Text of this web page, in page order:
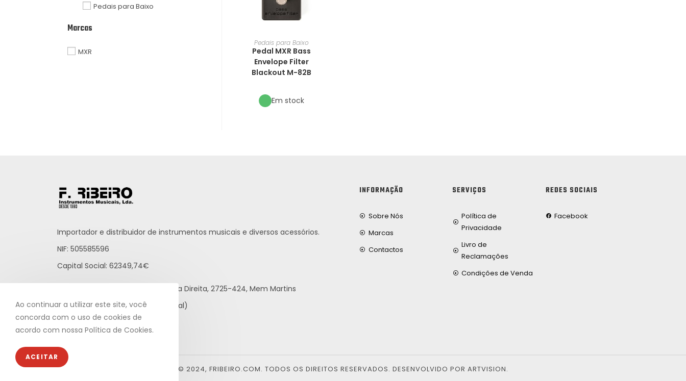
Pedais para Baixo
Pedal MXR Bass
Envelope Filter
Blackout M-82B
Em stock
Pedais para Baixo
Marcas
MXR
Importador e distribuidor de instrumentos musicais e diversos acessórios.
NIF: 505585596
Capital Social: 62349,74€
Praceta Raúl Brandão, 12 - Loja Direita, 2725-424, Mem Martins
21 812 65 43 (rede fixa nacional)
info@fribeiro.com
INFORMAÇÃO
Sobre Nós
Marcas
Contactos
SERVIÇOS
Política de
Privacidade
Livro de
Reclamações
Condições de Venda
REDES SOCIAIS
Facebook
© 2024, FRIBEIRO.COM. TODOS OS DIREITOS RESERVADOS. DESENVOLVIDO POR ARTVISION.
Ao continuar a utilizar este site, você
concorda com o uso de cookies de
acordo com nossa Política de Cookies.
ACEITAR